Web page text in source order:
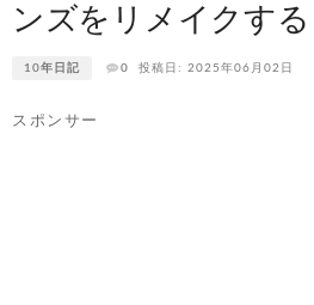
ンズをリメイクする
10年日記 0 投稿日: 2025年06月02日
スポンサー